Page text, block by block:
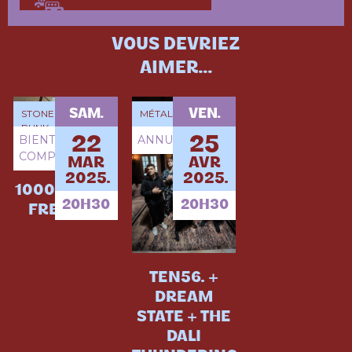
VOUS DEVRIEZ
AIMER...
STONER PSYCHÉ -
PUNK
BIENTÔT
COMPLET
SAM.
22
MAR
2025.
20H30
1000MODS +
FRENZEE
MÉTAL
ANNULÉ
VEN.
25
AVR
2025.
20H30
TEN56. +
DREAM
STATE + THE
DALI